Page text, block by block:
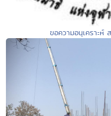
ขอความอนุเคราะ